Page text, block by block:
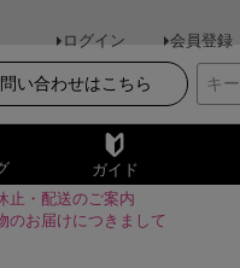
ログイン 会員登録
い合わせはこちら
ガイド
止・配送のご案内
のお届けにつきまして